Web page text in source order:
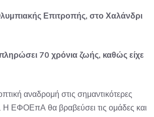
Επιτροπής, στο Χαλάνδρι
70 χρόνια ζωής, καθώς είχε
αναδρομή στις σημαντικότερες
Η ΕΦΟΕπΑ θα βραβεύσει τις ομάδες και